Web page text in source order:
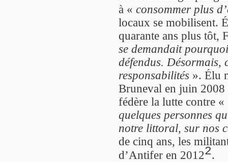
à « consommer plus
locaux se mobilisent.
quarante ans plus tôt,
se demandait
défendus. Désormais,
responsabilités ». Élu
Bruneval en juin
fédère la lutte contre «
quelques personnes
notre littoral, sur nos
de cinq ans, les
d’Antifer en 20122.